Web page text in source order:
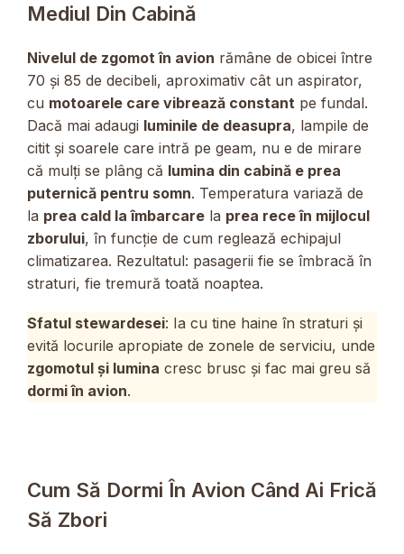
Mediul Din Cabină
Nivelul de zgomot în avion rămâne de obicei între
70 și 85 de decibeli, aproximativ cât un aspirator,
cu motoarele care vibrează constant pe fundal.
Dacă mai adaugi luminile de deasupra, lampile de
citit și soarele care intră pe geam, nu e de mirare
că mulți se plâng că lumina din cabină e prea
puternică pentru somn. Temperatura variază de
la prea cald la îmbarcare la prea rece în mijlocul
zborului, în funcție de cum reglează echipajul
climatizarea. Rezultatul: pasagerii fie se îmbracă în
straturi, fie tremură toată noaptea.
Sfatul stewardesei: Ia cu tine haine în straturi și
evită locurile apropiate de zonele de serviciu, unde
zgomotul și lumina cresc brusc și fac mai greu să
dormi în avion.
Cum Să Dormi În Avion Când Ai Frică
Să Zbori